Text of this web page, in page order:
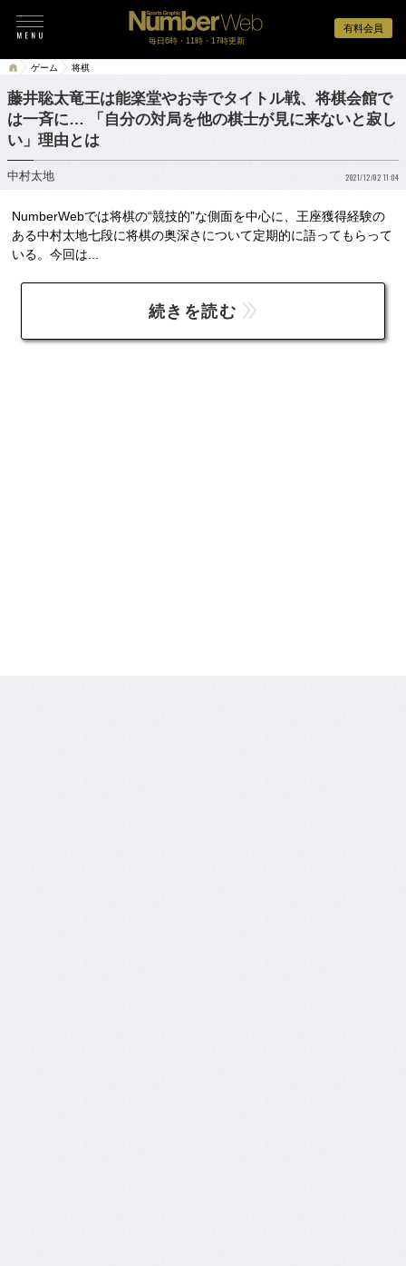
有料会員
毎日6時・11時・17時更新
ゲーム 将棋
藤井聡太竜王は能楽堂やお寺でタイトル戦、将棋会館で
は一斉に… 「自分の対局を他の棋士が見に来ないと寂し
い」理由とは
中村太地 2021/12/02 11:04
NumberWebでは将棋の“競技的”な側面を中心に、王座獲得経験の
ある中村太地七段に将棋の奥深さについて定期的に語ってもらって
いる。今回は...
続きを読む